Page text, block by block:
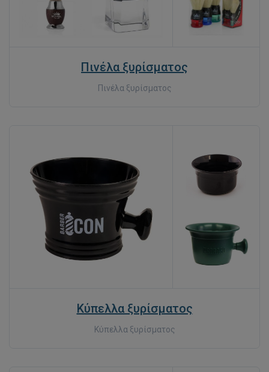
Πινέλα ξυρίσματος
Πινέλα ξυρίσματος
Κύπελλα ξυρίσματος
Κύπελλα ξυρίσματος